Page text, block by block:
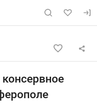
объявлением